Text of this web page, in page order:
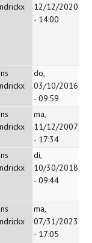
12/12/2020
- 14:00
do,
03/10/2016
- 09:59
ma,
11/12/2007
- 17:34
di,
10/30/2018
- 09:44
ma,
07/31/2023
- 17:05